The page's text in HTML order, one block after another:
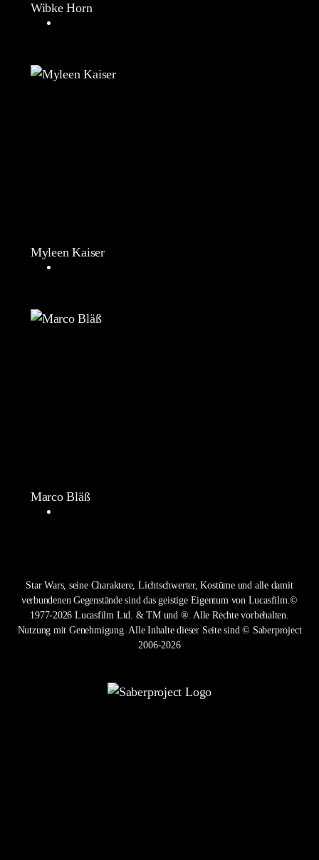
Wibke Horn
Myleen Kaiser
Marco Bläß
Star Wars, seine Charaktere, Lichtschwerter, Kostüme und alle damit
verbundenen Gegenstände sind das geistige Eigentum von Lucasfilm.©
1977-2026 Lucasfilm Ltd. & TM und ®. Alle Rechte vorbehalten.
Nutzung mit Genehmigung. Alle Inhalte dieser Seite sind © Saberproject
2006-2026